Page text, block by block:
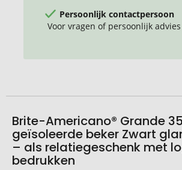
Persoonlijk contactpersoon
Voor vragen of persoonlijk advies
Brite-Americano® Grande
geïsoleerde beker Zwart
– als relatiegeschenk met
bedrukken